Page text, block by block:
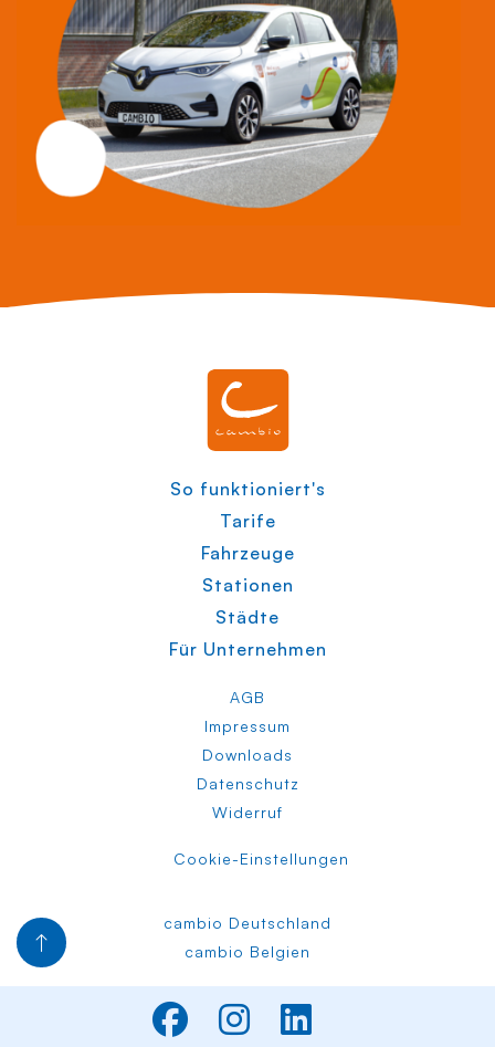
So funktioniert's
Tarife
Fahrzeuge
Stationen
Städte
Für Unternehmen
AGB
Impressum
Downloads
Datenschutz
Widerruf
Cookie-Einstellungen
cambio Deutschland
cambio Belgien